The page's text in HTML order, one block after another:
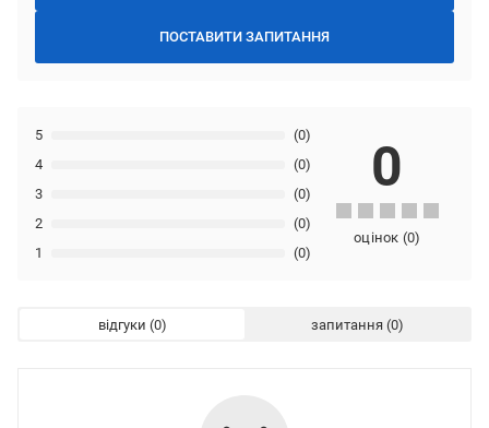
ПОСТАВИТИ ЗАПИТАННЯ
1 (0)
2 (0)
3 (0)
4 (0)
5 (0)
0
оцінок (0)
відгуки запитання